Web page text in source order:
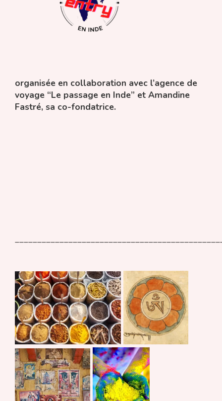
organisée en collaboration avec l’agence de
voyage “Le passage en Inde” et Amandine
Fastré, sa co-fondatrice.